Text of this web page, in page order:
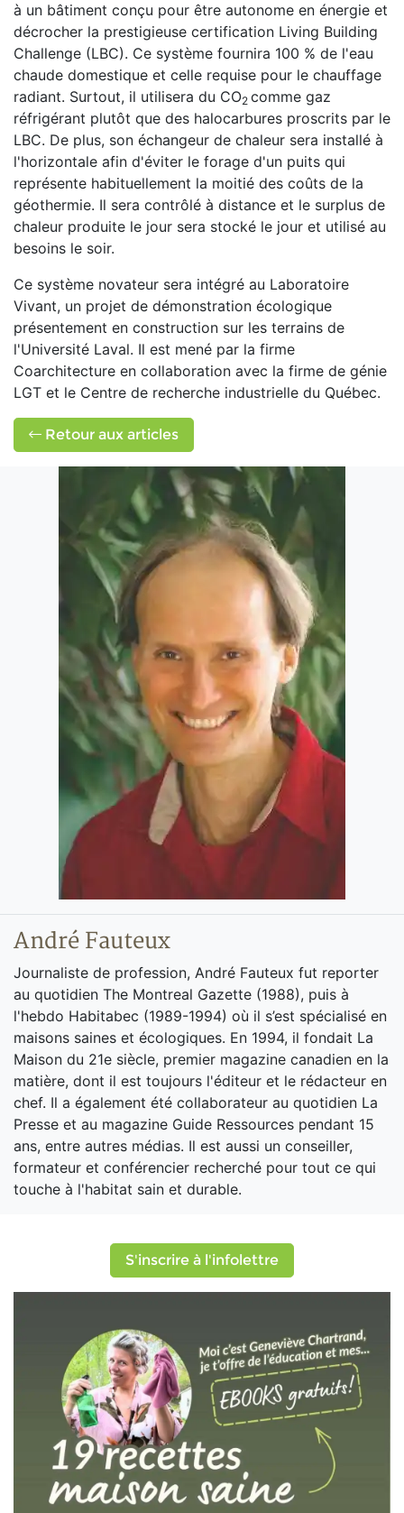
à un bâtiment conçu pour être autonome en énergie et
décrocher la prestigieuse certification Living Building
Challenge (LBC). Ce système fournira 100 % de l'eau
chaude domestique et celle requise pour le chauffage
radiant. Surtout, il utilisera du CO2 comme gaz
réfrigérant plutôt que des halocarbures proscrits par le
LBC. De plus, son échangeur de chaleur sera installé à
l'horizontale afin d'éviter le forage d'un puits qui
représente habituellement la moitié des coûts de la
géothermie. Il sera contrôlé à distance et le surplus de
chaleur produite le jour sera stocké le jour et utilisé au
besoins le soir.
Ce système novateur sera intégré au Laboratoire
Vivant, un projet de démonstration écologique
présentement en construction sur les terrains de
l'Université Laval. Il est mené par la firme
Coarchitecture en collaboration avec la firme de génie
LGT et le Centre de recherche industrielle du Québec.
Retour aux articles
André Fauteux
Journaliste de profession, André Fauteux fut reporter
au quotidien The Montreal Gazette (1988), puis à
l'hebdo Habitabec (1989-1994) où il s’est spécialisé en
maisons saines et écologiques. En 1994, il fondait La
Maison du 21e siècle, premier magazine canadien en la
matière, dont il est toujours l'éditeur et le rédacteur en
chef. Il a également été collaborateur au quotidien La
Presse et au magazine Guide Ressources pendant 15
ans, entre autres médias. Il est aussi un conseiller,
formateur et conférencier recherché pour tout ce qui
touche à l'habitat sain et durable.
S'inscrire à l'infolettre